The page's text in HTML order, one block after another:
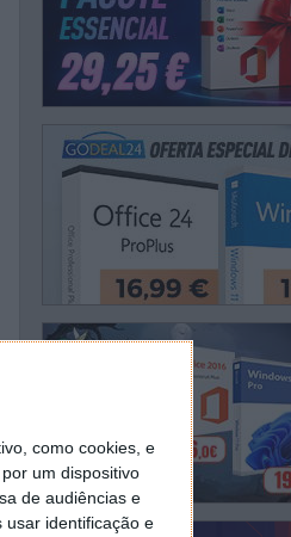
como cookies, e
um dispositivo
de audiências e
usar identificação e